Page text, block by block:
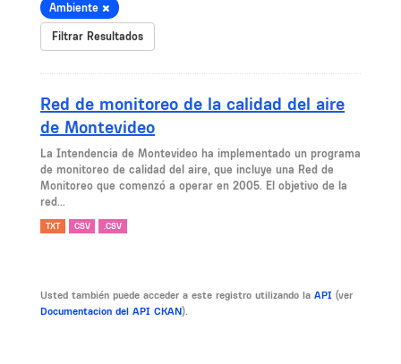
Ambiente
Filtrar Resultados
Red de monitoreo de la calidad del aire
de Montevideo
La Intendencia de Montevideo ha implementado un programa
de monitoreo de calidad del aire, que incluye una Red de
Monitoreo que comenzó a operar en 2005. El objetivo de la
red...
TXT CSV .CSV
Usted también puede acceder a este registro utilizando la API (ver
Documentacion del API CKAN).